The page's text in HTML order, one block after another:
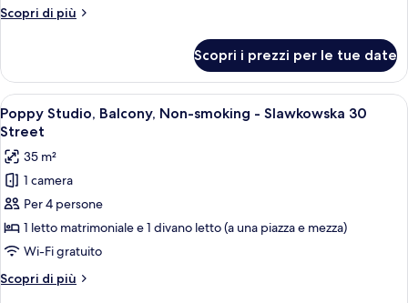
cottura,
vista
(Sw.
Tomasza
22
Street)
Scopri di più
Altri
Classic,
angolo
cottura,
vista
(Sw.
Tomasza
22
Street)
Scopri i prezzi per le tue date
Apri
tutte
le
foto
per
Poppy
Studio,
Balcony,
Non-
smoking
Una camera d'albergo con zona
15
Poppy Studio, Balcony, Non-smoking - Slawkowska 30
Street
35 m²
1 camera
Per 4 persone
1 letto matrimoniale e 1 divano letto (a una piazza e mezza)
Wi-Fi gratuito
Scopri di più
Altri